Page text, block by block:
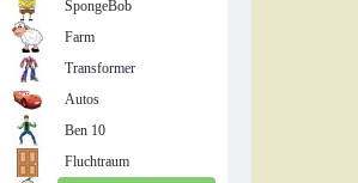
SpongeBob
Farm
Transformer
Autos
Ben 10
Fluchtraum